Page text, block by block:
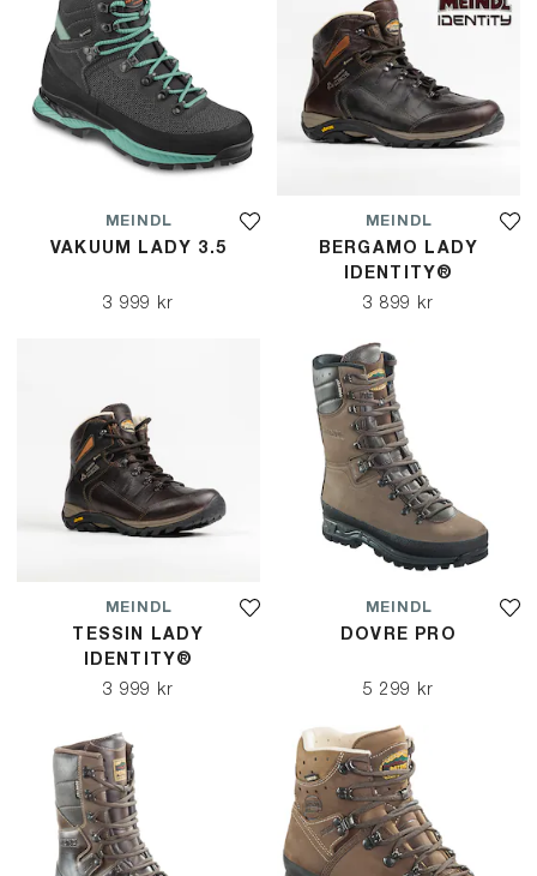
MEINDL
VAKUUM LADY 3.5
3 999 kr
MEINDL
BERGAMO LADY
IDENTITY®
3 899 kr
MEINDL
TESSIN LADY
IDENTITY®
3 999 kr
MEINDL
DOVRE PRO
5 299 kr